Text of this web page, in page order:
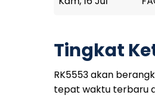
Tingkat
RK5553 akan
tepat waktu terbaru